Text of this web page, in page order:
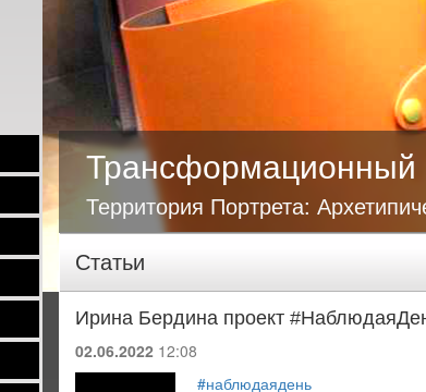
Трансформационный
Территория Портрета:
Статьи
Ирина Бердина проект
02.06.2022 12:08
#наблюдаядень